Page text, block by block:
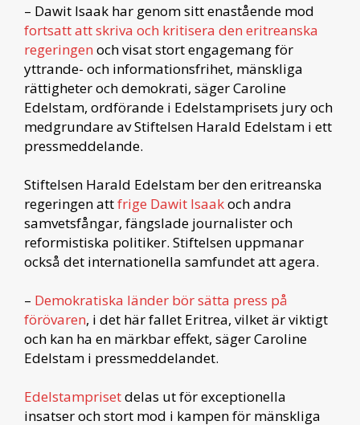
– Dawit Isaak har genom sitt enastående mod
fortsatt att skriva och kritisera den eritreanska
regeringen och visat stort engagemang för
yttrande- och informationsfrihet, mänskliga
rättigheter och demokrati, säger Caroline
Edelstam, ordförande i Edelstamprisets jury och
medgrundare av Stiftelsen Harald Edelstam i ett
pressmeddelande.
Stiftelsen Harald Edelstam ber den eritreanska
regeringen attfrige Dawit Isaakoch andra
samvetsfångar, fängslade journalister och
reformistiska politiker. Stiftelsen uppmanar
också det internationella samfundet att agera.
– Demokratiska länder bör sätta press på
förövaren, i det här fallet Eritrea, vilket är viktigt
och kan ha en märkbar effekt, säger Caroline
Edelstam i pressmeddelandet.
Edelstamprisetdelas ut för exceptionella
insatser och stort mod i kampen för mänskliga